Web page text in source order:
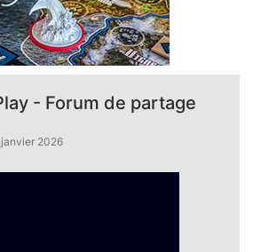
- Forum de partage
2026